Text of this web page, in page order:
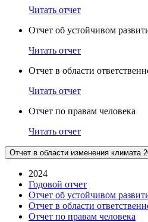
Читать отчет
Отчет об устойчивом
Читать отчет
Отчет в области
Читать отчет
Отчет по правам человека
Читать отчет
Отчет в области изменения климата
2024
Годовой отчет
Отчет об устойчивом
Отчет в области
Отчет по правам человека